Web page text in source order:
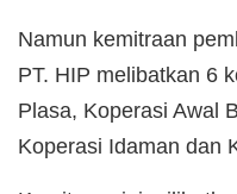
Namun kemitraan
PT. HIP melibatkan 6
Plasa, Koperasi Awal
Koperasi Idaman dan